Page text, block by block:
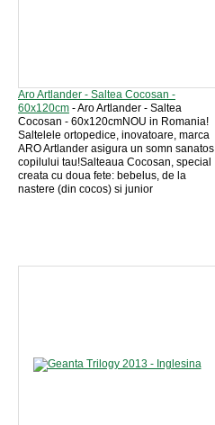
Aro Artlander - Saltea Cocosan -
60x120cm - Aro Artlander - Saltea
Cocosan - 60x120cmNOU in Romania!
Saltelele ortopedice, inovatoare, marca
ARO Artlander asigura un somn sanatos
copilului tau!Salteaua Cocosan, special
creata cu doua fete: bebelus, de la
nastere (din cocos) si junior